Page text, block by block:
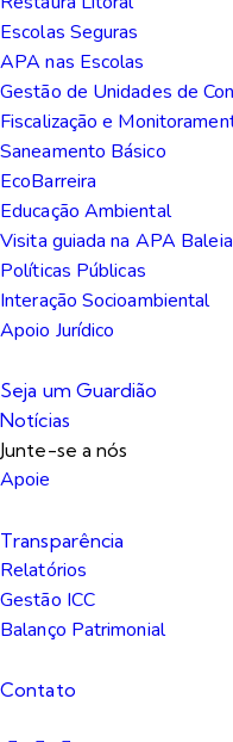
Escolas Seguras
APA nas Escolas
Gestão de Unidades de
Fiscalização e
Saneamento Básico
EcoBarreira
Educação Ambiental
Visita guiada na APA
Políticas Públicas
Interação Socioambiental
Apoio Jurídico
Seja um Guardião
Notícias
Junte-se a nós
Apoie
Transparência
Relatórios
Gestão ICC
Balanço Patrimonial
Contato